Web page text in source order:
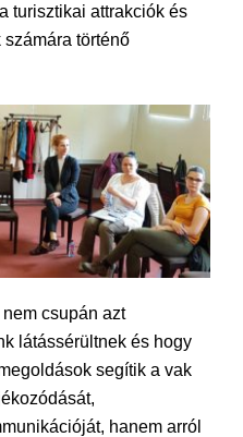
turisztikai attrakciók és
történő
csupán azt
látássérültnek és hogy
segítik a vak
hanem arról